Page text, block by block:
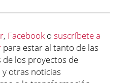
, Facebooko suscríbete a
para estar al tanto de las
los proyectos de
otras noticias